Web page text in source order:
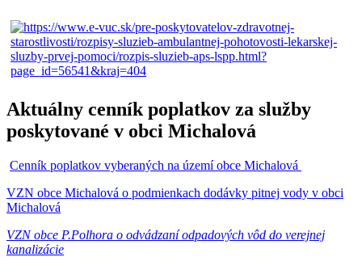
Aktuálny cenník poplatkov za služby
poskytované v obci Michalová
Cenník poplatkov vyberaných na území obce Michalová
VZN obce Michalová o podmienkach dodávky pitnej vody v obci
Michalová
VZN obce P.Polhora o odvádzaní odpadových vôd do verejnej
kanalizácie